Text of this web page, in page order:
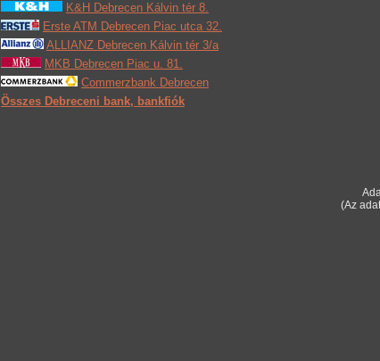
(Az
K&H Debrecen Kálvin tér 8.
Erste ATM Debrecen Piac utca 32.
ALLIANZ Debrecen Kálvin tér 3/a
MKB Debrecen Piac u. 81.
Commerzbank Debrecen
Összes Debreceni bank, bankfiók